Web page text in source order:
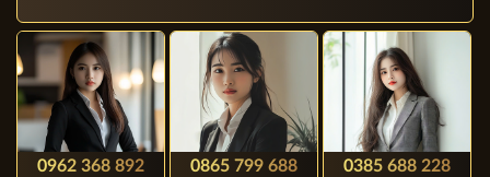
0962 368 892 0865 799 688 0385 688 228